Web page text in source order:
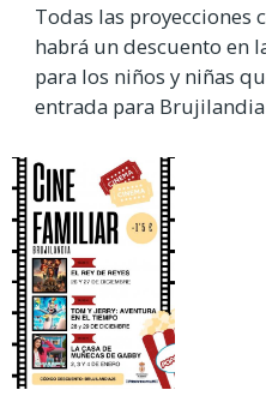
Todas las proyecciones
habrá un descuento en
para los niños y niñas
entrada para